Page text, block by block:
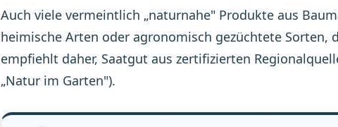
Auch viele vermeintlich „naturnahe" Produkte aus
heimische Arten oder agronomisch gezüchtete Sorten,
empfiehlt daher, Saatgut aus zertifizierten
„Natur im Garten").